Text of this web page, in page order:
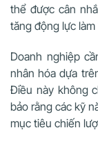
thể được cân
tăng động lực làm
Doanh nghiệp
nhân hóa dựa
Điều này không
bảo rằng các kỹ
mục tiêu chiến